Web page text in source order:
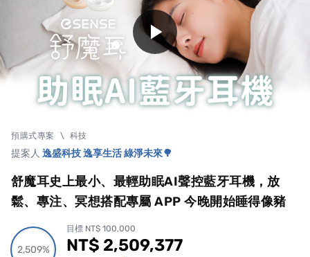
play_arrow
預購式專案 \ 科技
提案人 逸盛科技 逸享生活 綠淨未來🌳
舒魔耳史上最小、最輕助眠AI聲控藍牙耳機，放
鬆、專注、冥想搭配專屬 APP 今晚開始睡得像豬
2,509%
2,509%
目標 NT$ 100,000
累計集資金額
NT$ 2,509,377